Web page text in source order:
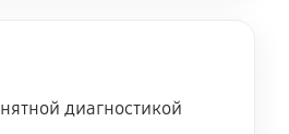
диагностикой